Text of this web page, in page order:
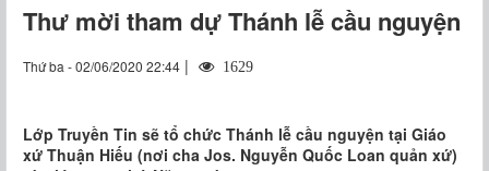
THƯ GIÃN
Thư mời tham dự Thánh lễ cầu nguyện
Thứ ba - 02/06/2020 22:44 | 1629
Lớp Truyền Tin sẽ tổ chức Thánh lễ cầu nguyện tại Giáo
xứ Thuận Hiếu (nơi cha Jos. Nguyễn Quốc Loan quản xứ)